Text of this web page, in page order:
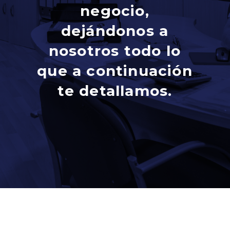
negocio,
dejándonos a
nosotros todo lo
que a continuación
te detallamos.